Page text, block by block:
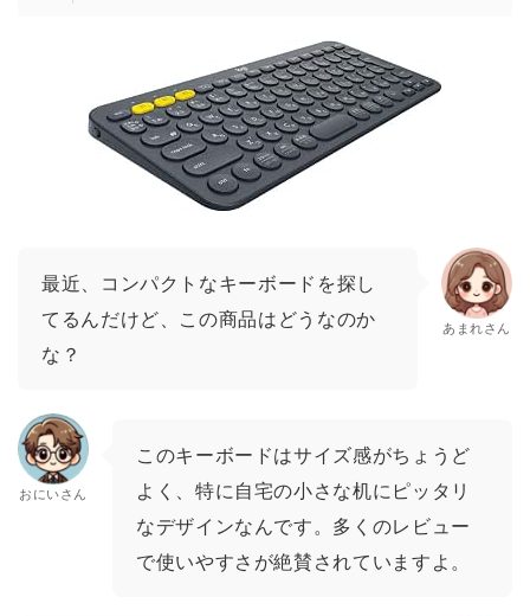
最近、コンパクトなキーボードを探し
てるんだけど、この商品はどうなのか
な？
あまれさん
おにいさん
このキーボードはサイズ感がちょうど
よく、特に自宅の小さな机にピッタリ
なデザインなんです。多くのレビュー
で使いやすさが絶賛されていますよ。